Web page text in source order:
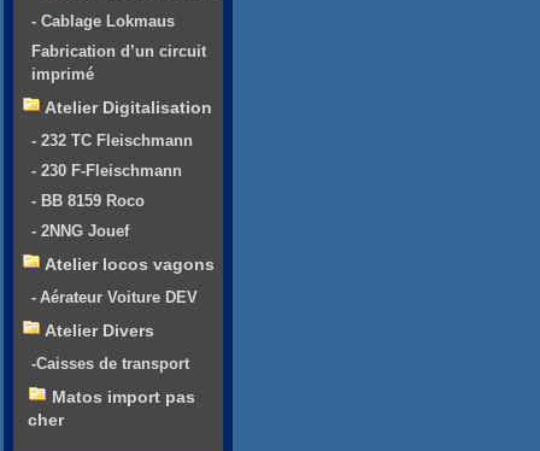
- Cablage Lokmaus
Fabrication d’un circuit
imprimé
Atelier Digitalisation
- 232 TC Fleischmann
- 230 F-Fleischmann
- BB 8159 Roco
- 2NNG Jouef
Atelier locos vagons
- Aérateur Voiture DEV
Atelier Divers
-Caisses de transport
Matos import pas
cher